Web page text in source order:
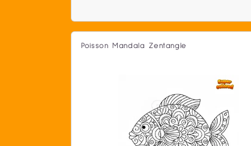
Poisson Mandala Zentangle